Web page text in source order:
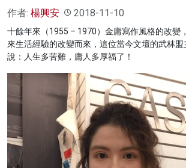
作者: 楊興安 2018-11-10
十餘年來（1955 – 1970）金庸寫作風格的改變
來生活經驗的改變而來，這位當今文壇的武林
說：人生多苦難，庸人多厚福了！